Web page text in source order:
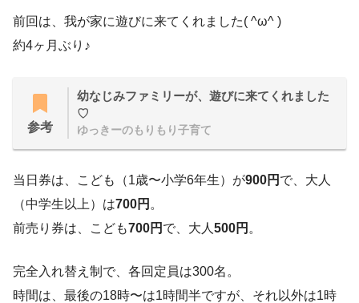
前回は、我が家に遊びに来てくれました( ^ω^ )
約4ヶ月ぶり♪
参考
幼なじみファミリーが、遊びに来てくれました
♡
ゆっきーのもりもり子育て
当日券は、こども（1歳〜小学6年生）が900円 で、大人
（中学生以上）は700円 。
前売り券は、こども700円 で、大人 500円 。
完全入れ替え制で、各回定員は300名。
時間は、最後の18時〜は1時間半ですが、それ以外は1時